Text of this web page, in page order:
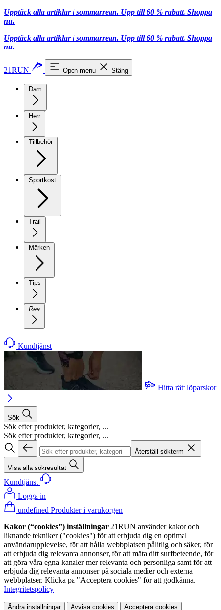
Upptäck alla artiklar i sommarrean. Upp till 60 % rabatt. Shoppa
nu.
Upptäck alla artiklar i sommarrean. Upp till 60 % rabatt. Shoppa
nu.
21RUN Open menu Stäng
Dam
Herr
Tillbehör
Sportkost
Trail
Märken
Tips
Rea
Kundtjänst
Hitta rätt löparskor
Sök
Sök efter produkter, kategorier, ...
Sök efter produkter, kategorier, ...
Återställ sökterm
Visa alla sökresultat
Kundtjänst
Logga in
undefined Produkter i varukorgen
Kakor (“cookies”) inställningar 21RUN använder kakor och
liknande tekniker ("cookies") för att erbjuda dig en optimal
användarupplevelse, för att hålla webbplatsen pålitlig och säker, för
att erbjuda dig relevanta annonser, för att mäta ditt surfbeteende, för
att göra våra egna kanaler mer relevanta och personliga samt för att
erbjuda dig relevanta annonser på sociala medier och externa
webbplatser. Klicka på "Acceptera cookies" för att godkänna.
Integritetspolicy
Ändra inställningar Avvisa cookies Acceptera cookies